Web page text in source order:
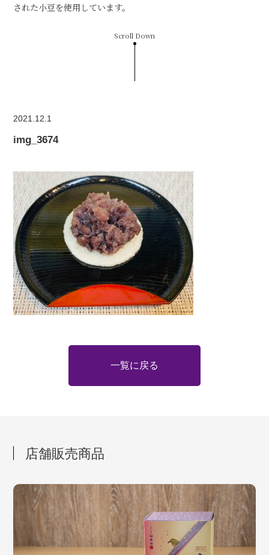
された小豆を使用しています。
Scroll Down
2021.12.1
img_3674
一覧に戻る
店舗販売商品